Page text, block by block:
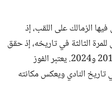
الزمالك على اللقب، إذ
الثالثة في تاريخه، إذ حقق
اللقب مرتين من قبل في نسختي 2019 و2024. يعتبر الفوز
تاريخ النادي ويعكس مكانته